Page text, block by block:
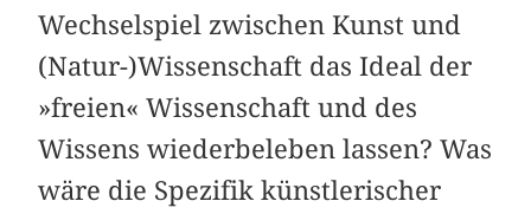
Wechselspiel zwischen Kunst und
(Natur-)Wissenschaft das Ideal der
»freien« Wissenschaft und des
Wissens wiederbeleben lassen? Was
wäre die Spezifik künstlerischer